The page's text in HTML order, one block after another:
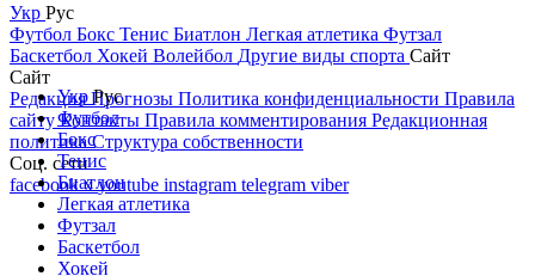
Укр Рус
Футбол Бокс Тенис Биатлон Легкая атлетика Футзал
Баскетбол Хокей Волейбол Другие виды спорта Сайт
Сайт
РедакцияПрогнозы Политика конфиденциальности Правила
сайтуКонтакты Правила комментирования Редакционная
политикаСтруктура собственности
Соц. сети
facebookxyoutube instagram telegram viber
УкрРус
Футбол
Бокс
Тенис
Биатлон
Легкая атлетика
Футзал
Баскетбол
Хокей